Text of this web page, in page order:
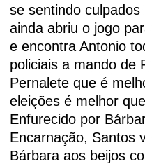
se sentindo
ainda abriu o jogo
e encontra Antonio
policiais a mando de
Pernalete que é
eleições é melhor
Enfurecido por
Encarnação, Santos
Bárbara aos beijos